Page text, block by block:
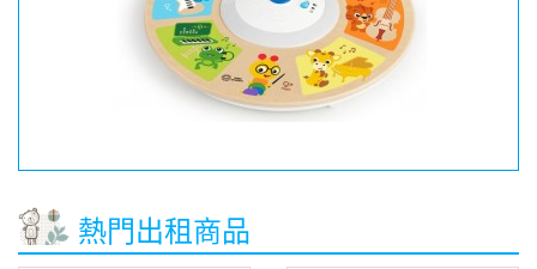
熱門出租商品